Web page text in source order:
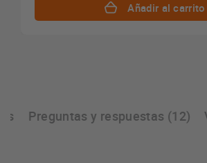
Añadir al carrito
Preguntas y respuestas (12)